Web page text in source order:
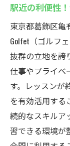
駅近の利便性
東京都葛飾区亀
Golfet（ゴルフ
抜群の立地を誇
仕事やプライベ
す。レッスンが
を有効活用する
続的なスキルア
習できる環境が